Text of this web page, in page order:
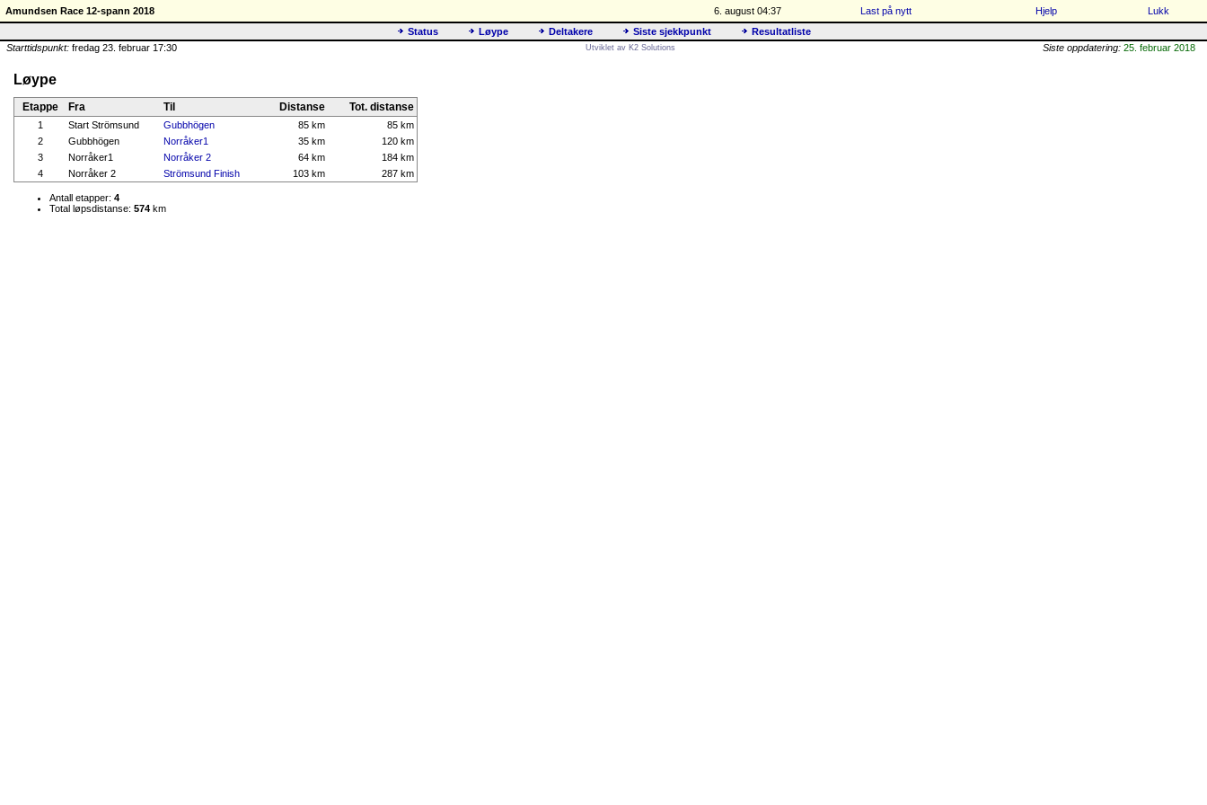
Amundsen Race 12-spann 2018 6. august 04:37 Last på nytt Hjelp
Lukk
Status
Løype Deltakere Siste sjekkpunkt
Resultatliste
Starttidspunkt: fredag 23. februar 17:30 Utviklet av K2 Solutions Siste oppdatering: 25. februar 2018
Løype
Etappe Fra Til Distanse Tot. distanse
1 Start Strömsund Gubbhögen 85 km
85 km
2
Gubbhögen Norråker1 35 km
120 km
3
Norråker1 Norråker 2 64 km
184 km
4
Norråker 2 Strömsund Finish 103 km 287 km
Antall etapper: 4
Total løpsdistanse: 574 km